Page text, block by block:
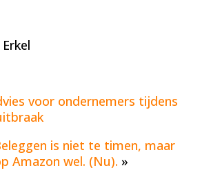
voor ondernemers tijdens
is niet te timen, maar
Amazon wel. (Nu). »